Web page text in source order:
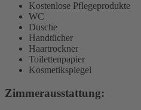
Kostenlose Pflegeprodukte
WC
Dusche
Handtücher
Haartrockner
Toilettenpapier
Kosmetikspiegel
Zimmerausstattung: ​